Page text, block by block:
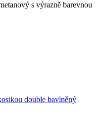
s výrazně barevnou
double bavlněný